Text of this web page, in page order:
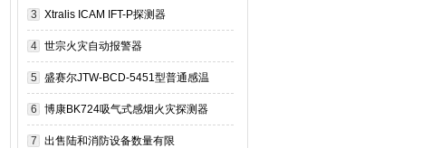
3 Xtralis ICAM IFT-P探测器
4 世宗火灾自动报警器
5
盛赛尔JTW-BCD-5451型普通感温
6
博康BK724吸气式感烟火灾探测器
7 出售陆和消防设备数量有限